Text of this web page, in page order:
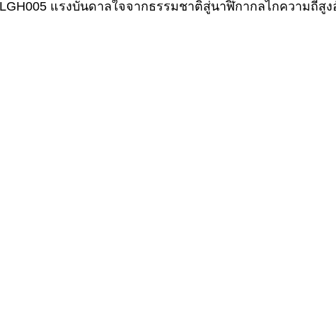
แรงบันดาลใจจากธรรมชาติสู่นาฬิกากลไกความถี่สู